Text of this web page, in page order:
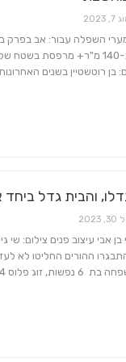
2023
בן רוטשטיין בשנים
והבית גדל ביחד
2023
ההורים החליטו לא
4 ילדים. הבית…